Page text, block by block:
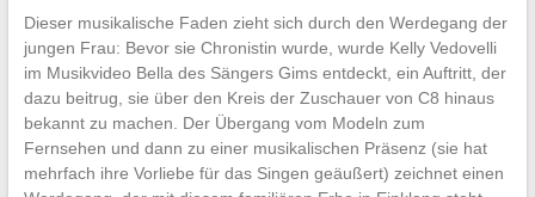
Dieser musikalische Faden zieht sich durch den Werdegang der
jungen Frau: Bevor sie Chronistin wurde, wurde Kelly Vedovelli
im Musikvideo Bella des Sängers Gims entdeckt, ein Auftritt, der
dazu beitrug, sie über den Kreis der Zuschauer von C8 hinaus
bekannt zu machen. Der Übergang vom Modeln zum
Fernsehen und dann zu einer musikalischen Präsenz (sie hat
mehrfach ihre Vorliebe für das Singen geäußert) zeichnet einen